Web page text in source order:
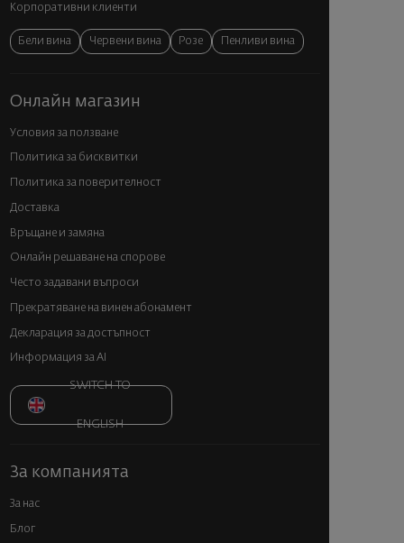
Корпоративни клиенти
Бели вина Червени вина Розе Пенливи вина
Онлайн магазин
Условия за ползване
Политика за бисквитки
Политика за поверителност
Доставка
Връщане и замяна
Онлайн решаване на спорове
Често задавани въпроси
Прекратяване на винен абонамент
Декларация за достъпност
Информация за AI
SWITCH TO
ENGLISH
За компанията
За нас
Блог